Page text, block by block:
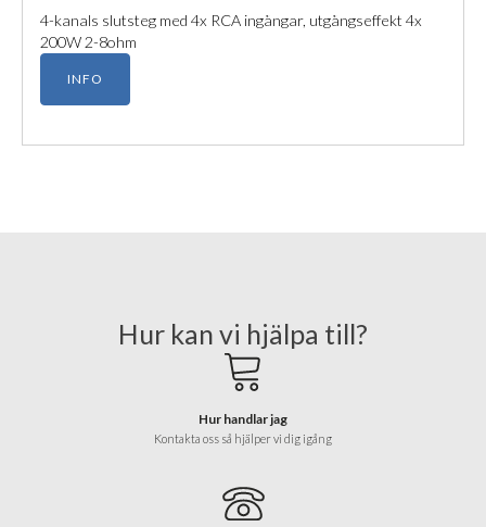
4-kanals slutsteg med 4x RCA ingångar, utgångseffekt 4x
200W 2-8ohm
INFO
Hur kan vi hjälpa till?
Hur handlar jag
Kontakta oss så hjälper vi dig igång